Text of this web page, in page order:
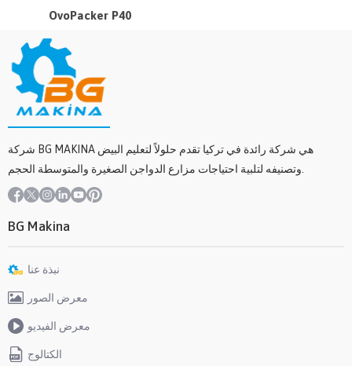
OvoPacker P40
شركة BG MAKINA هي شركة رائدة في تركيا تقدم حلولاً لتعليم البيض
BG Makina
نبذة عنا
معرض الصور
معرض الفيديو
الكتالوج